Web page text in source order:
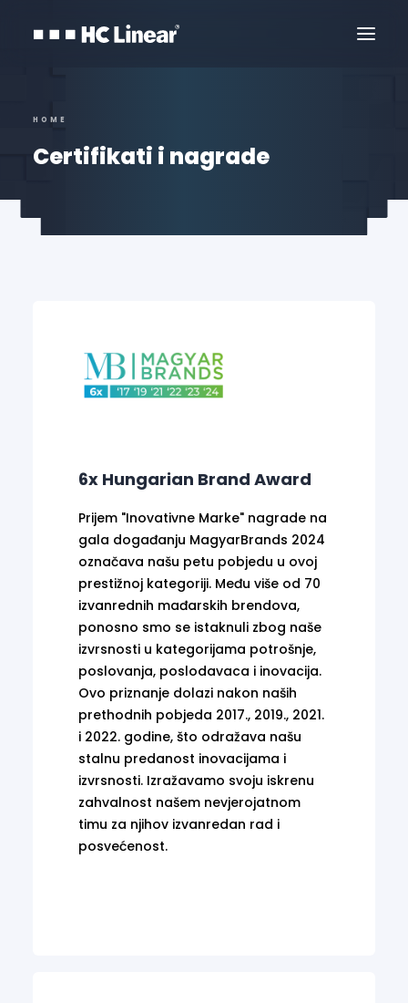
HOME
Certifikati i nagrade
6x Hungarian Brand Award
Prijem "Inovativne Marke" nagrade na
gala događanju MagyarBrands 2024
označava našu petu pobjedu u ovoj
prestižnoj kategoriji. Među više od 70
izvanrednih mađarskih brendova,
ponosno smo se istaknuli zbog naše
izvrsnosti u kategorijama potrošnje,
poslovanja, poslodavaca i inovacija.
Ovo priznanje dolazi nakon naših
prethodnih pobjeda 2017., 2019., 2021.
i 2022. godine, što odražava našu
stalnu predanost inovacijama i
izvrsnosti. Izražavamo svoju iskrenu
zahvalnost našem nevjerojatnom
timu za njihov izvanredan rad i
posvećenost.